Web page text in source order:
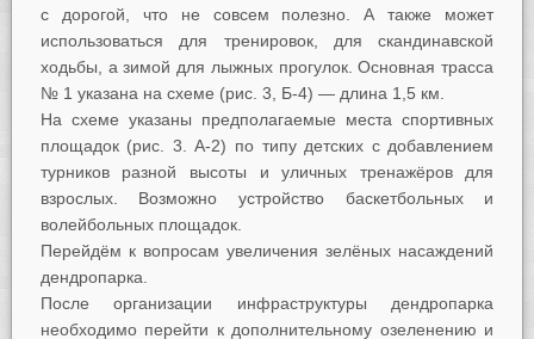
с дорогой, что не совсем полезно. А также может
использоваться для тренировок, для скандинавской
ходьбы, а зимой для лыжных прогулок. Основная трасса
№ 1 указана на схеме (рис. 3, Б-4) — длина 1,5 км.
На схеме указаны предполагаемые места спортивных
площадок (рис. 3. А-2) по типу детских с добавлением
турников разной высоты и уличных тренажёров для
взрослых. Возможно устройство баскетбольных и
волейбольных площадок.
Перейдём к вопросам увеличения зелёных насаждений
дендропарка.
После организации инфраструктуры дендропарка
необходимо перейти к дополнительному озеленению и